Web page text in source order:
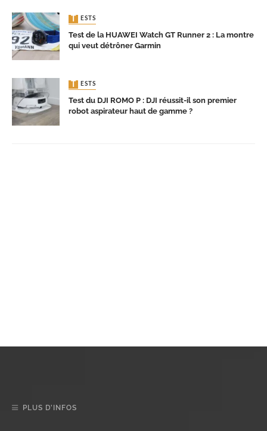
TESTS
Test de la HUAWEI Watch GT Runner 2 : La montre
qui veut détrôner Garmin
TESTS
Test du DJI ROMO P : DJI réussit-il son premier
robot aspirateur haut de gamme ?
PLUS D’INFOS